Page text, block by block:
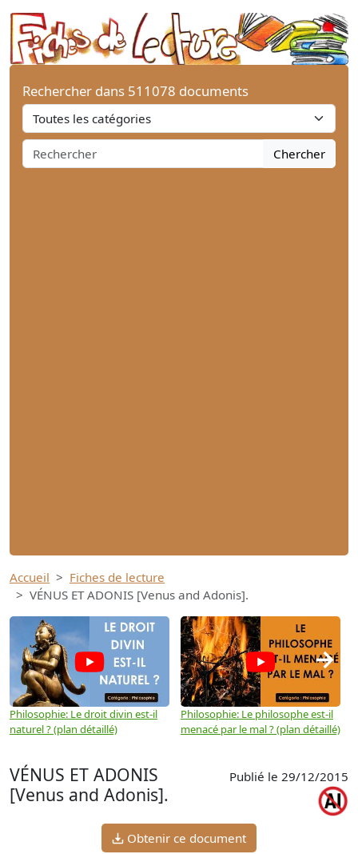
Rechercher dans 511078 documents
Chercher
Accueil
Fiches de lecture
VÉNUS ET ADONIS [Venus and Adonis].
Philosophie: Le droit divin est-il
naturel ? (plan détaillé)
Philosophie: Le philosophe est-il
menacé par le mal ? (plan détaillé)
→
VÉNUS ET ADONIS
[Venus and Adonis].
Publié le 29/12/2015
Obtenir ce document